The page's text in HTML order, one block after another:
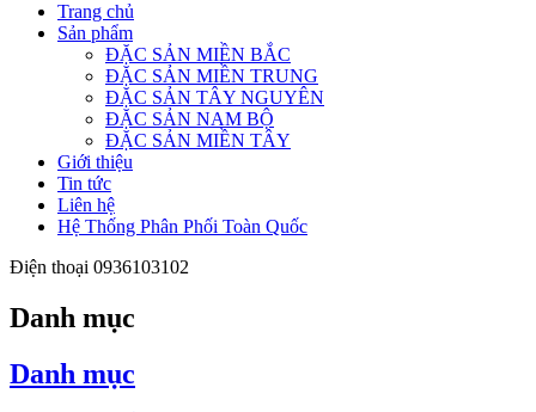
Trang chủ
Sản phẩm
ĐẶC SẢN MIỀN BẮC
ĐẶC SẢN MIỀN TRUNG
ĐẶC SẢN TÂY NGUYÊN
ĐẶC SẢN NAM BỘ
ĐẶC SẢN MIỀN TÂY
Giới thiệu
Tin tức
Liên hệ
Hệ Thống Phân Phối Toàn Quốc
Điện thoại 0936103102
Danh mục
Danh mục